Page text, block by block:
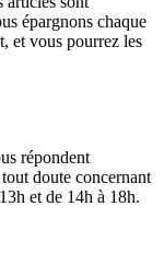
épargnons chaque
et vous pourrez les
répondent
doute concernant
et de 14h à 18h.